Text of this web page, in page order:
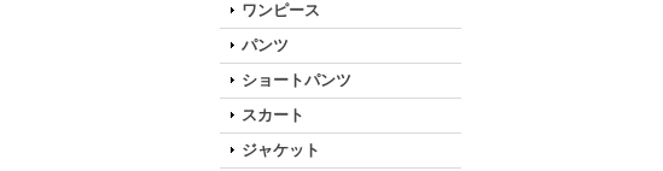
ワンピース
パンツ
ショートパンツ
スカート
ジャケット